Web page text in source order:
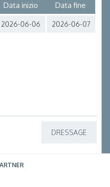
Data inizio Data fine
2026-06-06 2026-06-07
DRESSAGE